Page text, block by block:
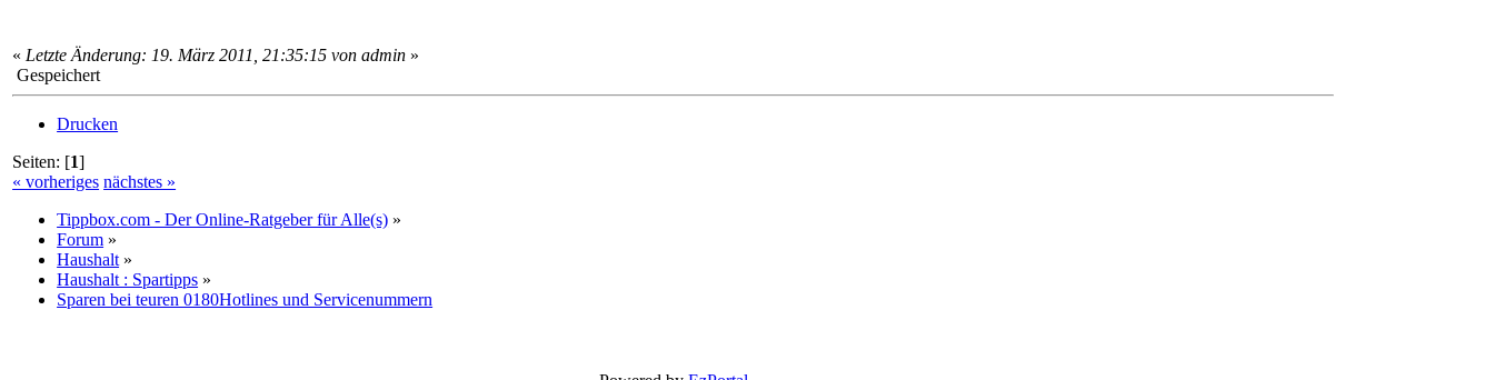
« Letzte Änderung: 19. März 2011, 21:35:15 von admin »
Gespeichert
Drucken
Seiten: [1]
« vorheriges nächstes »
Tippbox.com - Der Online-Ratgeber für Alle(s) »
Forum »
Haushalt »
Haushalt : Spartipps »
Sparen bei teuren 0180Hotlines und Servicenummern